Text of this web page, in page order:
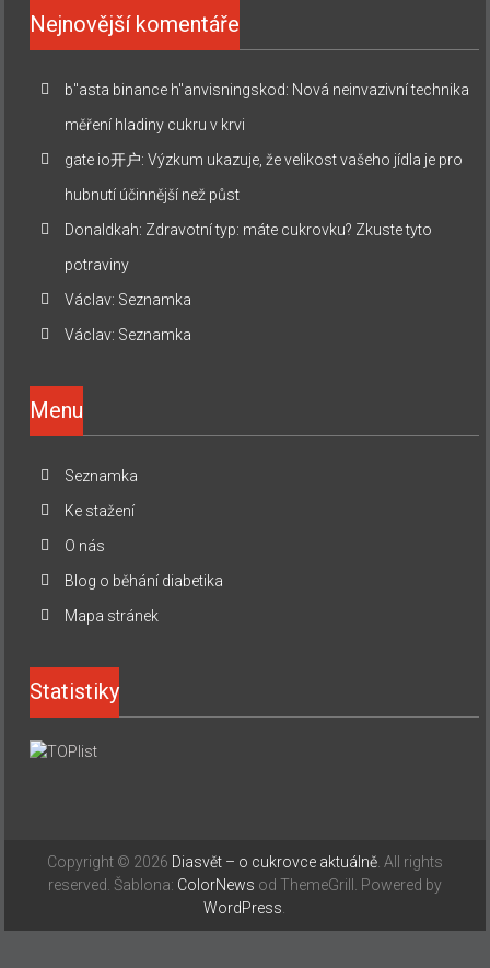
Nejnovější komentáře
b"asta binance h"anvisningskod: Nová neinvazivní technika
měření hladiny cukru v krvi
gate io开户:Výzkum ukazuje, že velikost vašeho jídla je pro
hubnutí účinnější než půst
Donaldkah: Zdravotní typ: máte cukrovku? Zkuste tyto
potraviny
Václav: Seznamka
Václav: Seznamka
Menu
Seznamka
Ke stažení
O nás
Blog o běhání diabetika
Mapa stránek
Statistiky
Copyright © 2026 Diasvět – o cukrovce aktuálně . All rights
reserved. Šablona: ColorNews od ThemeGrill. Powered by
WordPress